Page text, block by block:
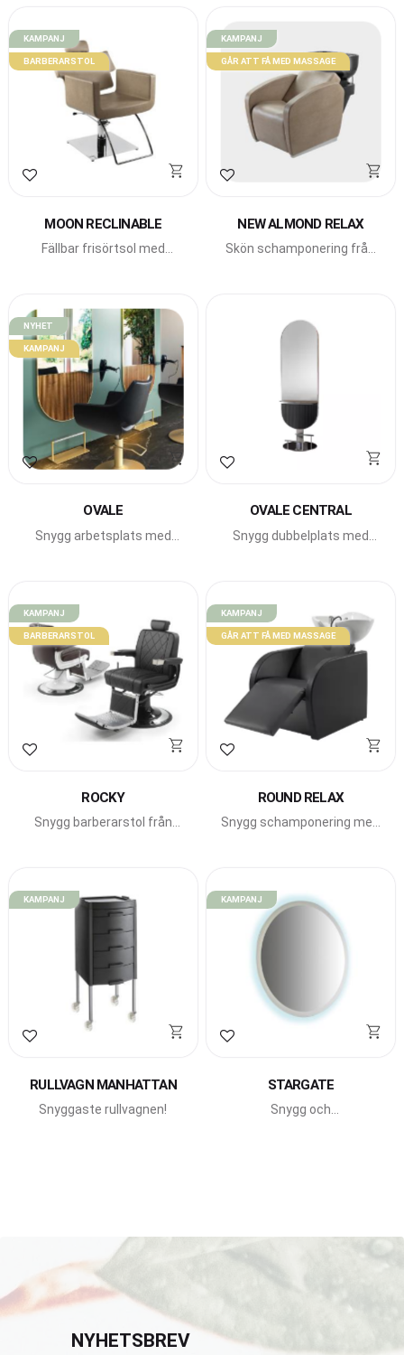
Lägg till i favoriter
MOON RECLINABLE
Fällbar frisörtsol med
KAMPANJ
BARBERARSTOL
Lägg till i favoriter
NEW ALMOND RELAX
Skön schamponering från
KAMPANJ
GÅR ATT FÅ MED MASSAGE
Lägg till i favoriter
OVALE
Snygg arbetsplats med
NYHET
KAMPANJ
Lägg till i favoriter
OVALE CENTRAL
Snygg dubbelplats med
Lägg till i favoriter
ROCKY
Snygg barberarstol från
KAMPANJ
BARBERARSTOL
Lägg till i favoriter
ROUND RELAX
Snygg schamponering med
KAMPANJ
GÅR ATT FÅ MED MASSAGE
Lägg till i favoriter
RULLVAGN MANHATTAN
Snyggaste rullvagnen!
KAMPANJ
Lägg till i favoriter
STARGATE
Snygg och
KAMPANJ
NYHETSBREV